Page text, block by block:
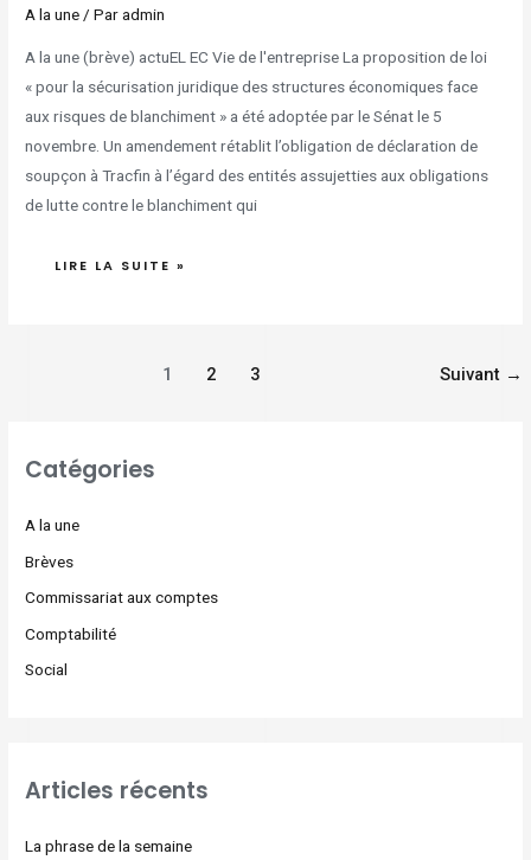
A la une/ Paradmin
A la une (brève) actuEL EC Vie de l'entreprise La proposition de loi
« pour la sécurisation juridique des structures économiques face
aux risques de blanchiment » a été adoptée par le Sénat le 5
novembre. Un amendement rétablit l’obligation de déclaration de
soupçon à Tracfin à l’égard des entités assujetties aux obligations
de lutte contre le blanchiment qui
LIRE LA SUITE »
1 2 3 Suivant →
Catégories
A la une
Brèves
Commissariat aux comptes
Comptabilité
Social
Articles récents
La phrase de la semaine